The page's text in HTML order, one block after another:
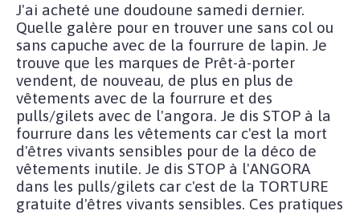
J'ai acheté une doudoune samedi dernier.
Quelle galère pour en trouver une sans col ou
sans capuche avec de la fourrure de lapin. Je
trouve que les marques de Prêt-à-porter
vendent, de nouveau, de plus en plus de
vêtements avec de la fourrure et des
pulls/gilets avec de l'angora. Je dis STOP à la
fourrure dans les vêtements car c'est la mort
d'êtres vivants sensibles pour de la déco de
vêtements inutile. Je dis STOP à l'ANGORA
dans les pulls/gilets car c'est de la TORTURE
gratuite d'êtres vivants sensibles. Ces pratiques